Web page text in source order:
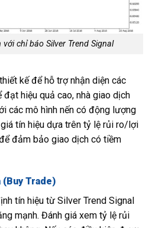
chỉ báo Silver Trend Signal
kế để hỗ trợ nhận diện các
hiệu quả cao, nhà giao dịch
các mô hình nến có động lượng
tín hiệu dựa trên tỷ lệ rủi ro/lợi
đảm bảo giao dịch có tiềm
Trade)
tín hiệu từ Silver Trend Signal
mạnh. Đánh giá xem tỷ lệ rủi